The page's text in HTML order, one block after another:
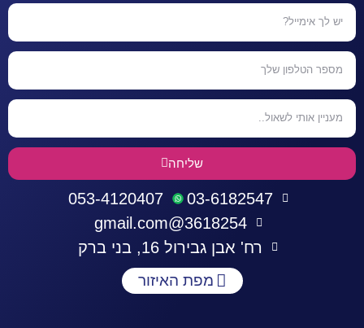
שליחה
03-6182547
053-4120407
3618254@gmail.com
רח' אבן גבירול 16, בני ברק
מפת האיזור